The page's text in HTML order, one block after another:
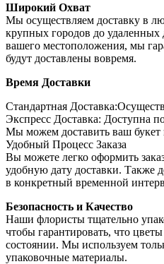
Широкий Охват
Мы осуществляем доставку в
крупных городов до удаленных
вашего местоположения, мы
будут доставлены вовремя.
Время Доставки
Стандартная
Экспресс Доставка: Доступна
Мы можем доставить ваш букет
Удобный Процесс Заказа
Вы можете легко оформить
удобную дату доставки. Также
в конкретный временной
Безопасность и Качество
Наши флористы тщательно
чтобы гарантировать, что
состоянии. Мы используем
упаковочные материалы.